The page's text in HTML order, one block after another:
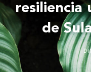
resiliencia
de